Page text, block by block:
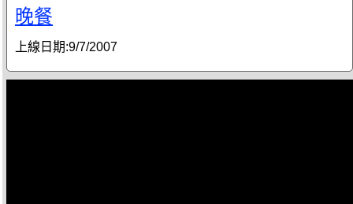
晚餐
上線日期:9/7/2007